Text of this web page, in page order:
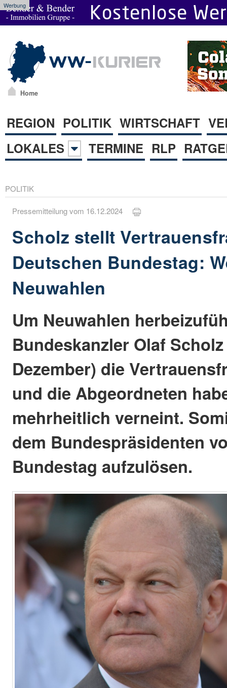
Werbung
Home
REGION POLITIK WIRTSCHAFT
LOKALES
TERMINE RLP
POLITIK
Pressemitteilung vom 16.12.2024
Scholz stellt
Deutschen Bundestag:
Neuwahlen
Um Neuwahlen
Bundeskanzler Olaf
Dezember) die
und die Abgeordneten
mehrheitlich verneint.
dem Bundespräsidenten
Bundestag aufzulösen.